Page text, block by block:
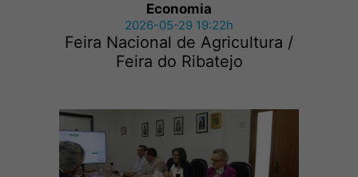
Economia
2026-05-29 19:22h
Feira Nacional de Agricultura /
Feira do Ribatejo